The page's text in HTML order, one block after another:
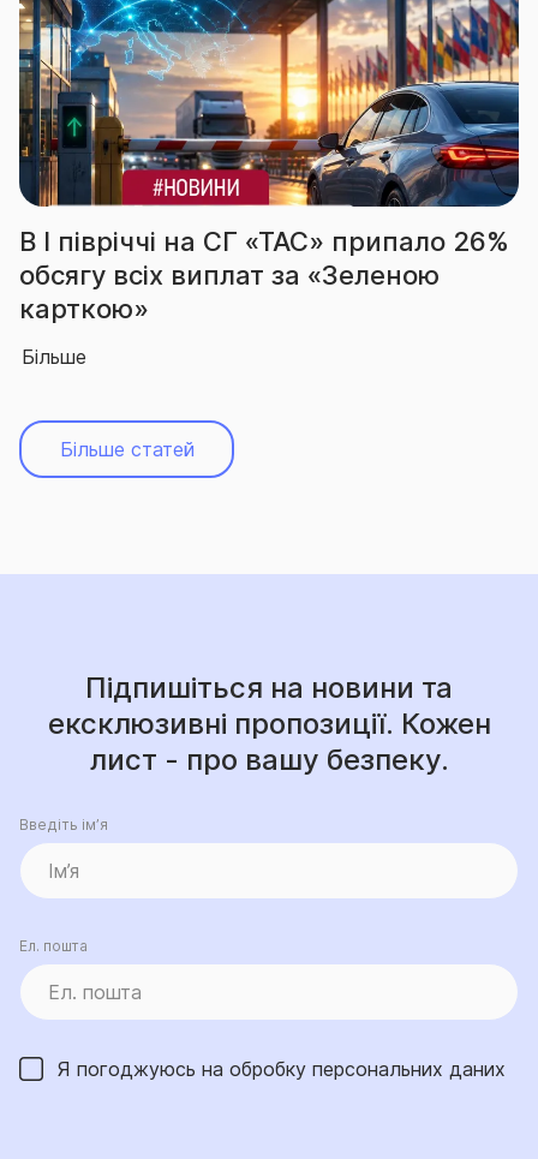
на СГ «ТАС» припало 26%
виплат за «Зеленою
За
вчергове
Більше статей
Підпишіться на новини та
ексклюзивні пропозиції. Кожен
лист - про вашу безпеку.
Введіть ім’я
Ел. пошта
Я погоджуюсь на обробку персональних даних